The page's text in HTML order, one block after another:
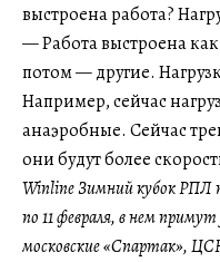
выстроена работа?
— Работа выстроена
потом — другие.
Например, сейчас
анаэробные. Сейчас
они будут более
Winline Зимний кубок РПЛ
по 11 февраля, в нем
московские «Спартак»,